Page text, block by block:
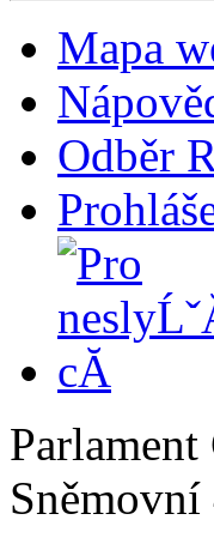
Mapa
Odběr
Sněmovní